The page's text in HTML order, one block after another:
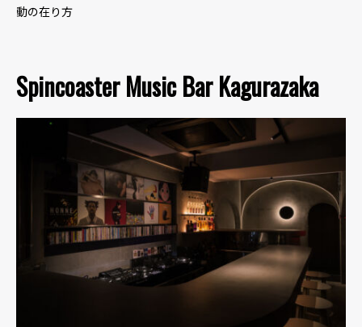
動の在り方
Spincoaster Music Bar Kagurazaka